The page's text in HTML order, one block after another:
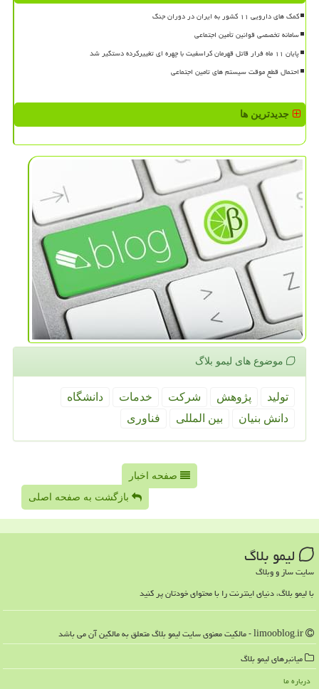
کمک های دارویی ۱۱ کشور به ایران در دوران جنگ
سامانه تخصصی قوانین تأمین اجتماعی
پایان ۱۱ ماه فرار قاتل قهرمان کراسفیت با چهره ای تغییرکرده دستگیر شد
احتمال قطع موقت سیستم های تامین اجتماعی
جدیدترین ها
موضوع های لیمو بلاگ
تولید پژوهش شركت خدمات
دانشگاه
دانش بنیان
بین المللی فناوری
صفحه اخبار
بازگشت به صفحه اصلی
لیمو بلاگ
سایت ساز و وبلاگ
با لیمو بلاگ، دنیای اینترنت را با محتوای خودتان پر کنید
میانبرهای لیمو بلاگ
درباره ما